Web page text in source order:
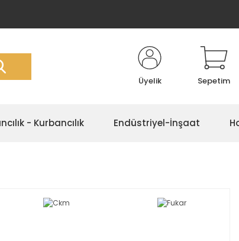
Üyelik Sepetim
- Kurbancılık Endüstriyel-İnşaat